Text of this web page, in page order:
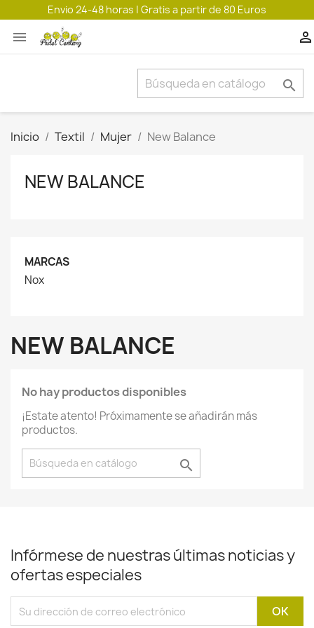
Envio 24-48 horas | Gratis a partir de 80 Euros
 

Inicio Textil Mujer New Balance
NEW BALANCE
MARCAS
Nox
NEW BALANCE
No hay productos disponibles
¡Estate atento! Próximamente se añadirán más
productos.

Infórmese de nuestras últimas noticias y
ofertas especiales